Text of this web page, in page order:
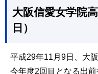
大阪信愛女学院
日）
平成29年11月9日、大
今年度2回目となる出